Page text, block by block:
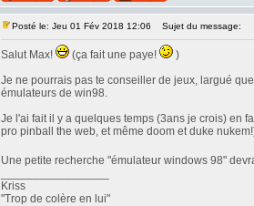
Posté le: Jeu 01 Fév 2018 12:06 Sujet du message:
Salut Max! (ça fait une paye!
)
Je ne pourrais pas te conseiller de jeux, largué
émulateurs de win98.
Je l'ai fait il y a quelques temps (3ans je crois) en
pro pinball the web, et même doom et duke
Une petite recherche "émulateur windows 98"
Kriss
"Trop de colère en lui"